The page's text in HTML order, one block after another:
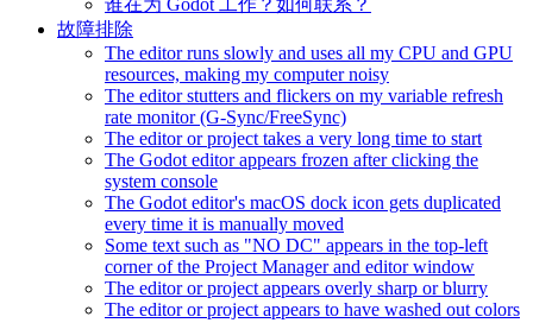
谁在为 Godot 工作？如何联系？
故障排除
The editor runs slowly and uses all my CPU and GPU
resources, making my computer noisy
The editor stutters and flickers on my variable refresh
rate monitor (G-Sync/FreeSync)
The editor or project takes a very long time to start
The Godot editor appears frozen after clicking the
system console
The Godot editor's macOS dock icon gets duplicated
every time it is manually moved
Some text such as "NO DC" appears in the top-left
corner of the Project Manager and editor window
The editor or project appears overly sharp or blurry
The editor or project appears to have washed out colors